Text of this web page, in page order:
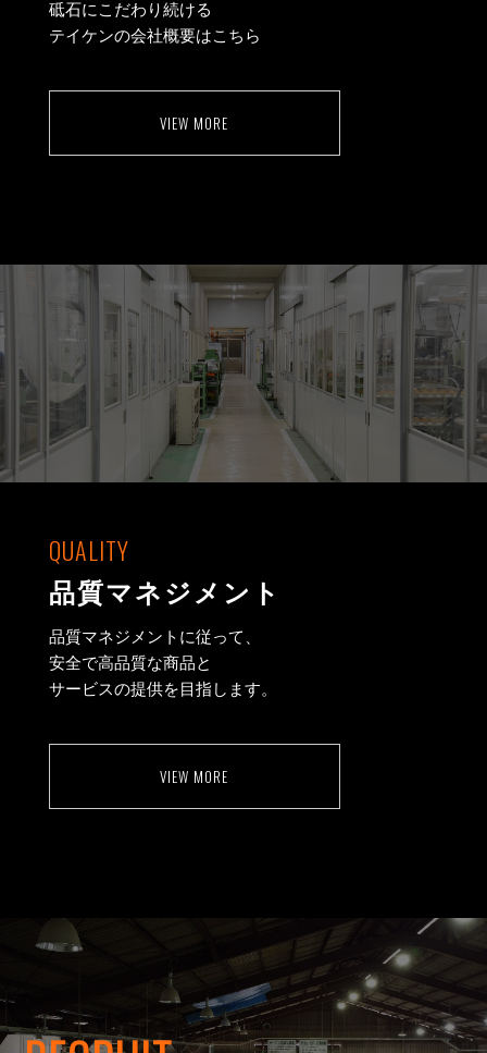
砥石にこだわり続ける
テイケンの会社概要はこちら
VIEW MORE
QUALITY
品質マネジメント
品質マネジメントに従って、
安全で高品質な商品と
サービスの提供を目指します。
VIEW MORE